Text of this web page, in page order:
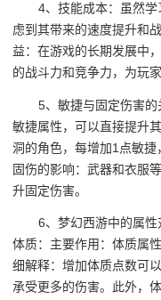
4、技能成本：虽然
虑到其带来的速度提升和
益：在游戏的长期发展中
的战斗力和竞争力，为玩
5、敏捷与固定伤害
敏捷属性，可以直接提升
洞的角色，每增加1点敏
固伤的影响：武器和衣服
升固定伤害。
6、梦幻西游中的属性
体质：主要作用：体质属
细解释：增加体质点数可
承受更多的伤害。此外，